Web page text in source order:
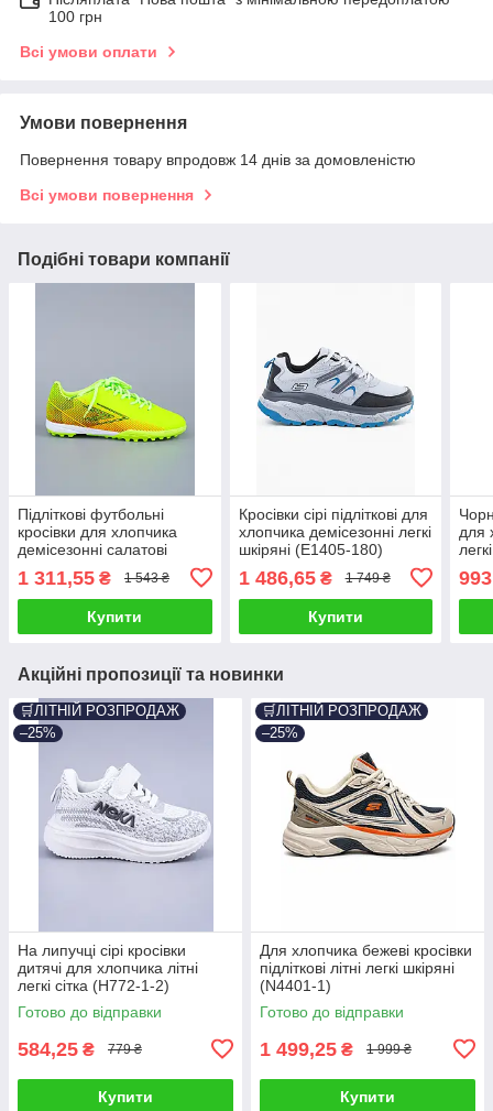
100 грн
Всі умови оплати
Умови повернення
Повернення товару впродовж 14 днів за домовленістю
Всі умови повернення
Подібні товари компанії
Підліткові футбольні
кросівки для хлопчика
демісезонні салатові
1 311,55 ₴ 1 543 ₴
Купити
Кросівки сірі підліткові для
хлопчика демісезонні легкі
шкіряні (E1405-180)
1 486,65₴ 1 749 ₴
Купити
для
Акційні пропозиції та новинки
🛒ЛІТНІЙ РОЗПРОДАЖ
–25%
На липучці сірі кросівки
дитячі для хлопчика літні
легкі сітка (H772-1-2)
Готово до відправки
584,25 ₴ 779 ₴
Купити
🛒ЛІТНІЙ РОЗПРОДАЖ
–25%
Для хлопчика бежеві кросівки
підліткові літні легкі шкіряні
(N4401-1)
Готово до відправки
1 499,25 ₴ 1 999 ₴
Купити